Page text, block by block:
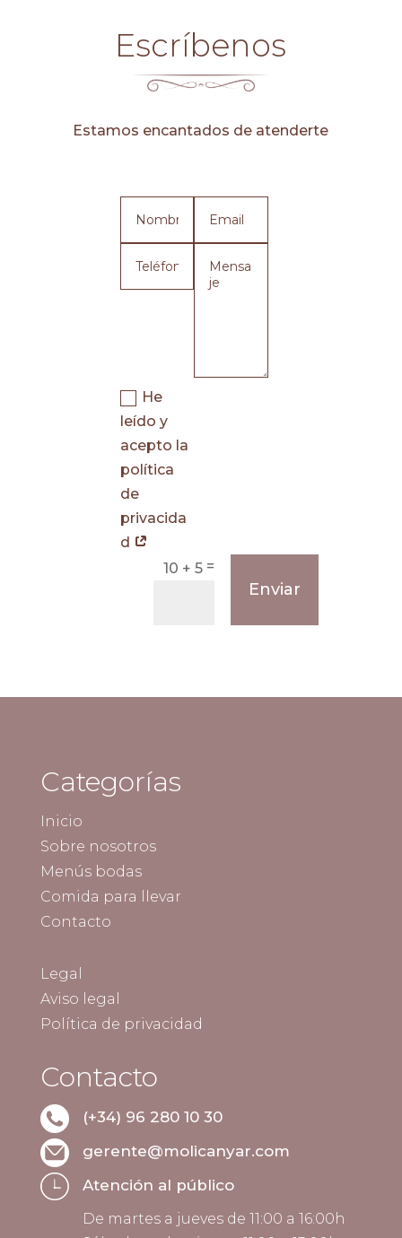
Escríbenos
Estamos encantados de atenderte
He
leído y
acepto la
política
de
privacida
d
10 + 5 =
Enviar
Categorías
Inicio
Sobre nosotros
Menús bodas
Comida para llevar
Contacto
Legal
Aviso legal
Política de privacidad
Contacto
(+34) 96 280 10 30
gerente@molicanyar.com
Atención al público
De martes a jueves de 11:00 a 16:00h